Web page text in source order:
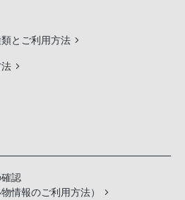
とご利用方法
認
情報のご利用方法）